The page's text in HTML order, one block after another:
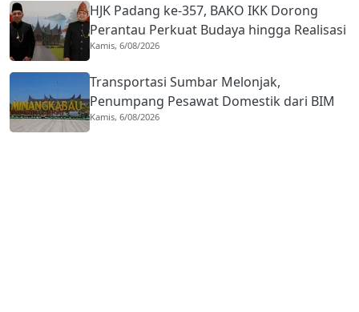
HJK Padang ke-357, BAKO IKK Dorong
Perantau Perkuat Budaya hingga Realisasi
Kota Gastronomi
Kamis, 6/08/2026
Transportasi Sumbar Melonjak,
Penumpang Pesawat Domestik dari BIM
Naik Hampir 33 Persen
Kamis, 6/08/2026